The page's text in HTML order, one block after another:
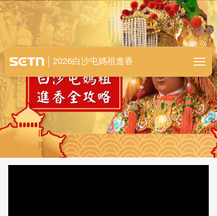
白沙屯媽祖進香全紀錄
2026白沙屯媽祖進香